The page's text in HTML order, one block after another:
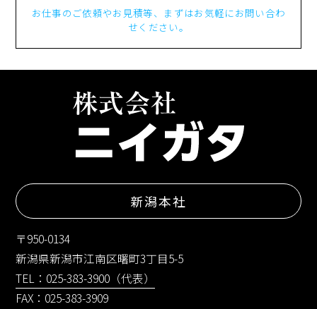
お仕事のご依頼やお見積等、まずはお気軽にお問い合わ
せください。
新潟本社
〒950-0134
新潟県新潟市江南区曙町3丁目5-5
TEL：025-383-3900（代表）
FAX：025-383-3909